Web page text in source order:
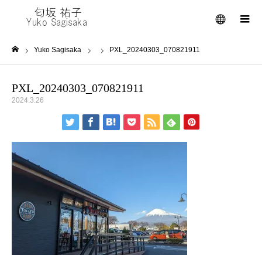
メニュー
Yuko Sagisaka PXL_20240303_070821911
PXL_20240303_070821911
2024.3.26